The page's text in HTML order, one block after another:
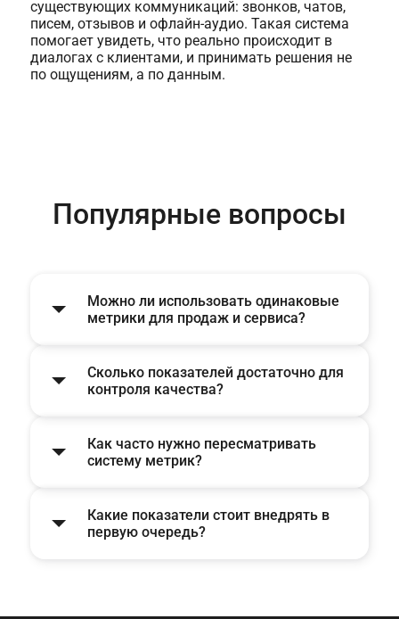
существующих коммуникаций: звонков, чатов,
писем, отзывов и офлайн-аудио. Такая система
помогает увидеть, что реально происходит в
диалогах с клиентами, и принимать решения не
по ощущениям, а по данным.
Популярные вопросы
Можно ли использовать одинаковые
метрики для продаж и сервиса?
Сколько показателей достаточно для
контроля качества?
Как часто нужно пересматривать
систему метрик?
Какие показатели стоит внедрять в
первую очередь?